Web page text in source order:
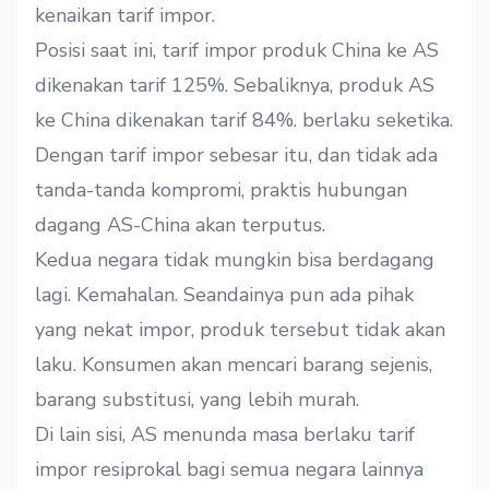
kenaikan tarif impor.
Posisi saat ini, tarif impor produk China ke AS
dikenakan tarif 125%. Sebaliknya, produk AS
ke China dikenakan tarif 84%. berlaku seketika.
Dengan tarif impor sebesar itu, dan tidak ada
tanda-tanda kompromi, praktis hubungan
dagang AS-China akan terputus.
Kedua negara tidak mungkin bisa berdagang
lagi. Kemahalan. Seandainya pun ada pihak
yang nekat impor, produk tersebut tidak akan
laku. Konsumen akan mencari barang sejenis,
barang substitusi, yang lebih murah.
Di lain sisi, AS menunda masa berlaku tarif
impor resiprokal bagi semua negara lainnya